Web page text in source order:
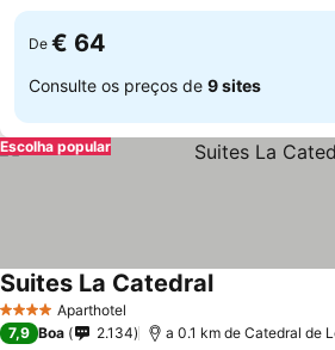
De € 64
Consulte os preços de 9 sites
Escolha popular
4 EstrelasAparthotel
Suites La Catedral
7,9 Boa 2.134 a 0.1 km de Catedral de